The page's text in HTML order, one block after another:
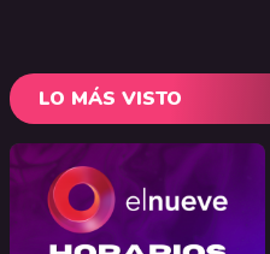
LO MÁS VISTO